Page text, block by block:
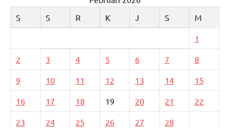
S
S R K J S M
1
2 3 4 5 6 7 8
9 10 11 12 13 14 15
16 17 18 19 20 21 22
23 24 25 26 27 28